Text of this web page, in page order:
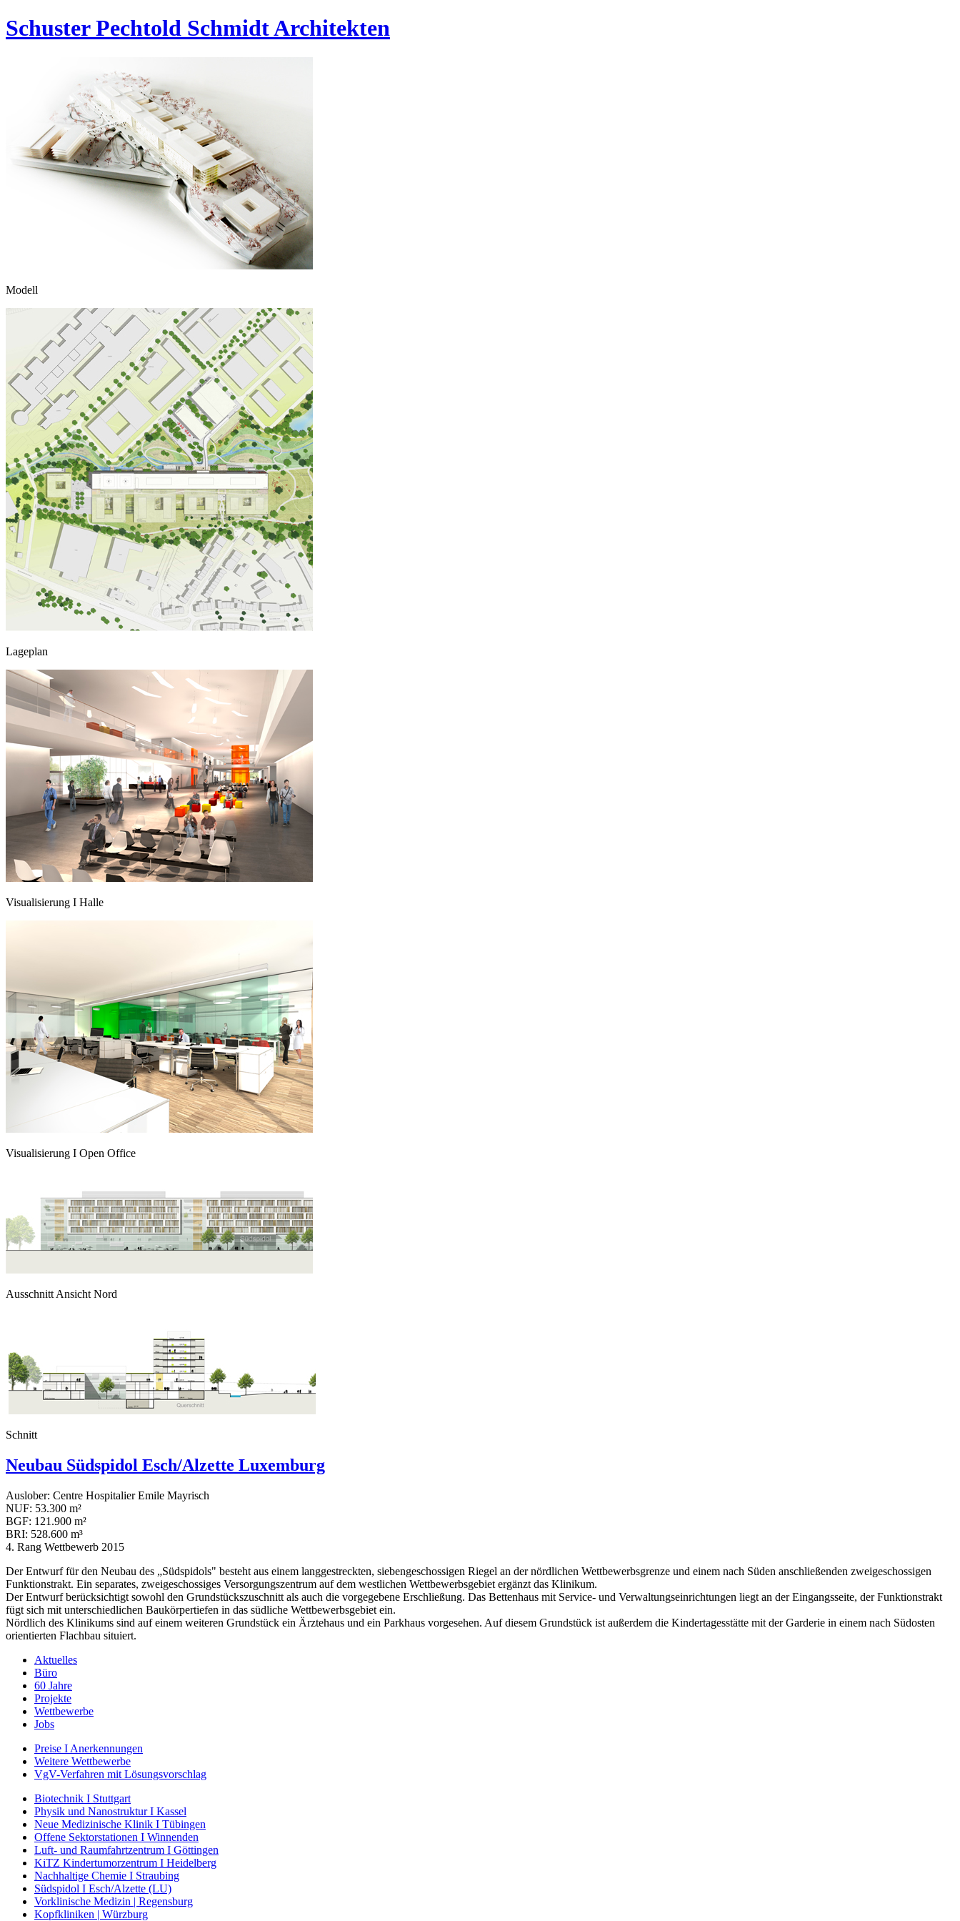
Schuster Pechtold SchmidtArchitekten
Modell
Lageplan
Visualisierung I Halle
Visualisierung I Open Office
Ausschnitt Ansicht Nord
Schnitt
Neubau Südspidol Esch/Alzette Luxemburg
Auslober: Centre Hospitalier Emile Mayrisch
NUF: 53.300 m²
BGF: 121.900 m²
BRI: 528.600 m³
4. Rang Wettbewerb 2015
Der Entwurf für den Neubau des „Südspidols" besteht aus einem langgestreckten, siebengeschossigen Riegel an der nördlichen Wettbewerbsgrenze und einem nach Süden anschließenden zweigeschossigen
Funktionstrakt. Ein separates, zweigeschossiges Versorgungszentrum auf dem westlichen Wettbewerbsgebiet ergänzt das Klinikum.
Der Entwurf berücksichtigt sowohl den Grundstückszuschnitt als auch die vorgegebene Erschließung. Das Bettenhaus mit Service- und Verwaltungseinrichtungen liegt an der Eingangsseite, der Funktionstrakt
fügt sich mit unterschiedlichen Baukörpertiefen in das südliche Wettbewerbsgebiet ein.
Nördlich des Klinikums sind auf einem weiteren Grundstück ein Ärztehaus und ein Parkhaus vorgesehen. Auf diesem Grundstück ist außerdem die Kindertagesstätte mit der Garderie in einem nach Südosten
orientierten Flachbau situiert.
Aktuelles
Büro
60 Jahre
Projekte
Wettbewerbe
Jobs
Preise I Anerkennungen
Weitere Wettbewerbe
VgV-Verfahren mit Lösungsvorschlag
Biotechnik I Stuttgart
Physik und Nanostruktur I Kassel
Neue Medizinische Klinik I Tübingen
Offene Sektorstationen I Winnenden
Luft- und Raumfahrtzentrum I Göttingen
KiTZ Kindertumorzentrum I Heidelberg
Nachhaltige Chemie I Straubing
Südspidol I Esch/Alzette (LU)
Vorklinische Medizin | Regensburg
Kopfkliniken | Würzburg